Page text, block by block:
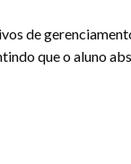
de
que o aluno